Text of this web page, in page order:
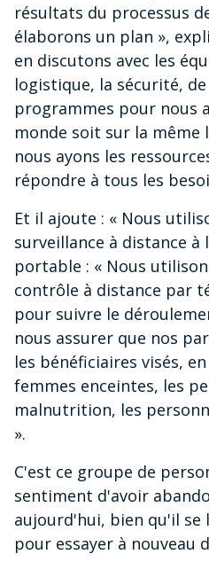
résultats du processus
élaborons un plan »,
en discutons avec les
logistique, la sécurité,
programmes pour nous
monde soit sur la même
nous ayons les
répondre à tous les
Et il ajoute : « Nous
surveillance à distance
portable : « Nous
contrôle à distance par
pour suivre le
nous assurer que nos
les bénéficiaires visés,
femmes enceintes, les
malnutrition, les
».
C'est ce groupe de
sentiment d'avoir
aujourd'hui, bien qu'il se
pour essayer à nouveau